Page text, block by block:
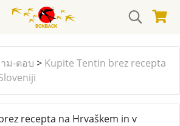
ม-ตอบ > Kupite Tentin brez recepta
recepta na Hrvaškem in v